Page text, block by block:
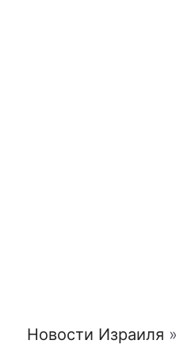
Новости Израиля »